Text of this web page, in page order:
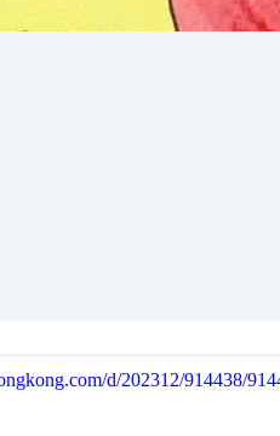
d/202312/914438/